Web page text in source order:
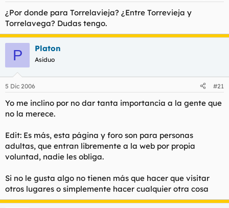
¿Por donde para Torrelavieja? ¿Entre Torrevieja y
Torrelavega? Dudas tengo.
P Platon
Asiduo
5 Dic 2006 #21
Yo me inclino por no dar tanta importancia a la gente que
no la merece.
Edit: Es más, esta página y foro son para personas
adultas, que entran libremente a la web por propia
voluntad, nadie les obliga.
Si no le gusta algo no tienen más que hacer que visitar
otros lugares o simplemente hacer cualquier otra cosa